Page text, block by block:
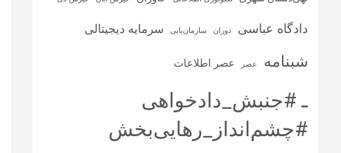
دادگاه عباسی دوران سازمان‌یابی سرمایه‌ دیجیتالی
شبنامه عصر عصر اطلاعات
ـ #جنبش_دادخواهی
#چشم‌انداز_رهایی‌بخش